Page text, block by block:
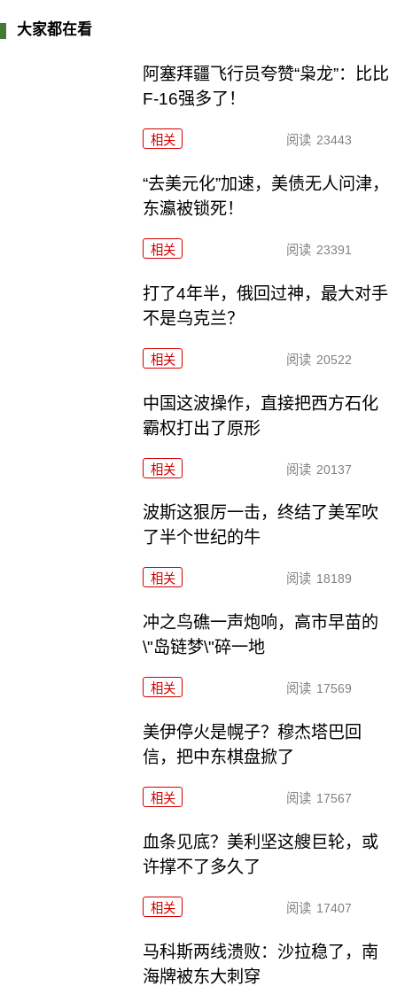
大家都在看
阿塞拜疆飞行员夸赞“枭龙”：比比
F-16强多了！
相关 阅读 23443
“去美元化”加速，美债无人问津，
东瀛被锁死！
相关 阅读 23391
打了4年半，俄回过神，最大对手
不是乌克兰？
相关 阅读 20522
中国这波操作，直接把西方石化
霸权打出了原形
相关 阅读 20137
波斯这狠厉一击，终结了美军吹
了半个世纪的牛
相关 阅读 18189
冲之鸟礁一声炮响，高市早苗的
\"岛链梦\"碎一地
相关 阅读 17569
美伊停火是幌子？穆杰塔巴回
信，把中东棋盘掀了
相关 阅读 17567
血条见底？美利坚这艘巨轮，或
许撑不了多久了
相关 阅读 17407
马科斯两线溃败：沙拉稳了，南
海牌被东大刺穿